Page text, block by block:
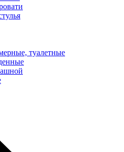
туалетные